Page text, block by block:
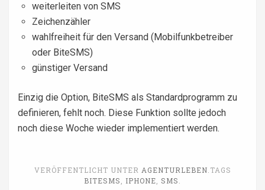
weiterleiten von SMS
Zeichenzähler
wahlfreiheit für den Versand (Mobilfunkbetreiber
oder BiteSMS)
günstiger Versand
Einzig die Option, BiteSMS als Standardprogramm zu
definieren, fehlt noch. Diese Funktion sollte jedoch
noch diese Woche wieder implementiert werden.
VERÖFFENTLICHT UNTER AGENTURLEBEN TAGS
BITESMS
IPHONE SMS